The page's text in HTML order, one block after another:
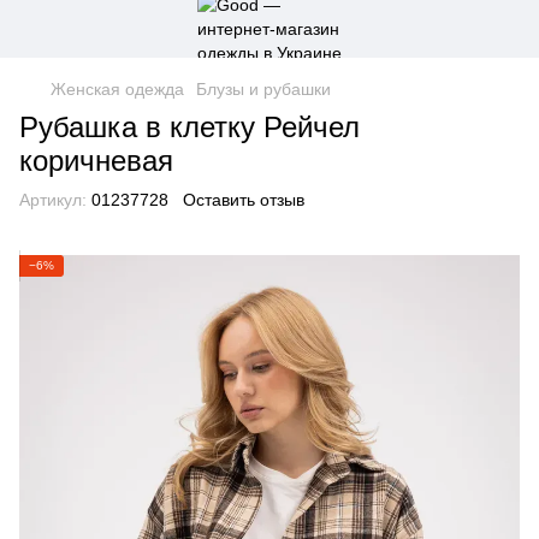
Женская одежда Блузы и рубашки
Рубашка в клетку Рейчел
коричневая
Артикул: 01237728 Оставить отзыв
−6%